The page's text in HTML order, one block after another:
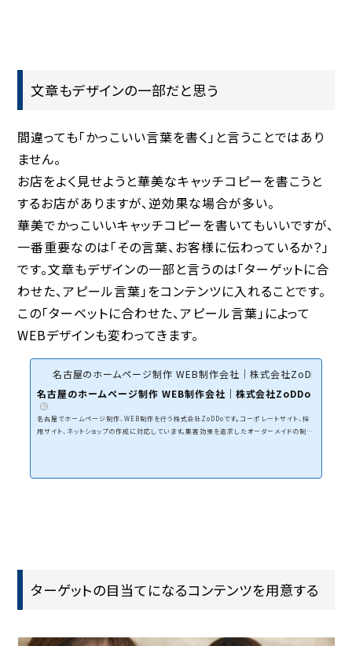
文章もデザインの一部だと思う
間違っても「かっこいい言葉を書く」と言うことではあり
ません。
お店をよく見せようと華美なキャッチコピーを書こうと
するお店がありますが、逆効果な場合が多い。
華美でかっこいいキャッチコピーを書いてもいいですが、
一番重要なのは「その言葉、お客様に伝わっているか？」
です。文章もデザインの一部と言うのは「ターゲットに合
わせた、アピール言葉」をコンテンツに入れることです。
この「ターベットに合わせた、アピール言葉」によって
WEBデザインも変わってきます。
名古屋のホームページ制作 WEB制作会社｜株式会社ZoDDo
名古屋のホームページ制作 WEB制作会社｜株式会社ZoDDo
名古屋でホームページ制作、WEB制作を行う株式会社ZoDDoです。コーポレートサイト、採
用サイト、ネットショップの作成に対応しています。集客効果を追求したオーダーメイドの制作
ターゲットの目当てになるコンテンツを用意する